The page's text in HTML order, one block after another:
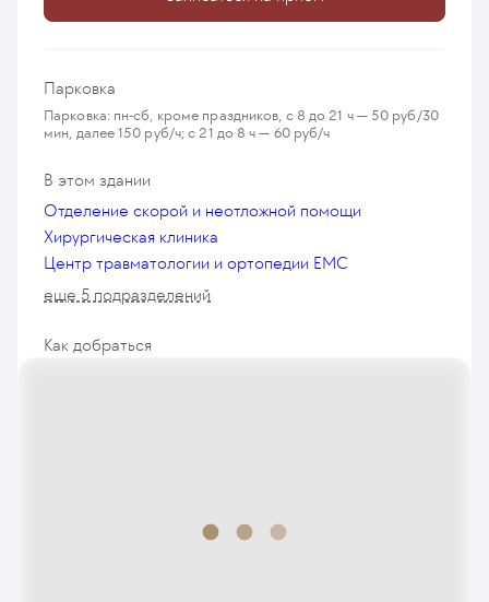
Парковка
Парковка: пн-сб, кроме праздников, с 8 до 21 ч — 50 руб/30
мин, далее 150 руб/ч; с 21 до 8 ч — 60 руб/ч
В этом здании
Отделение скорой и неотложной помощи
Хирургическая клиника
Центр травматологии и ортопедии EMC
еще 5 подразделений
Как добраться